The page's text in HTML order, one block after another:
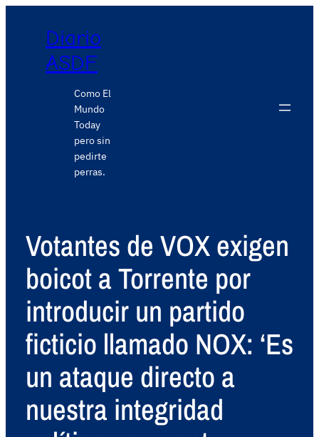
Diario
ASDF
Como El
Mundo
Today
pero sin
pedirte
perras.
Votantes de VOX exigen
boicot a Torrente por
introducir un partido
ficticio llamado NOX: ‘Es
un ataque directo a
nuestra integridad